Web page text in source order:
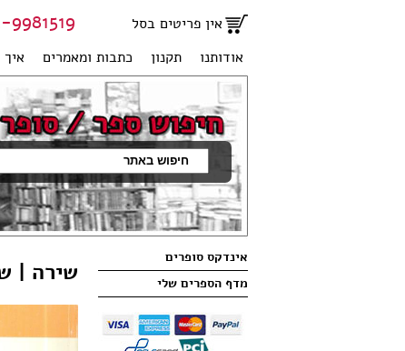
אין פריטים בסל
אודותנו
תקנון כתבות ומאמרים איך
| 051-2707950
אינדקס סופרים
מדף הספרים שלי
שירה |